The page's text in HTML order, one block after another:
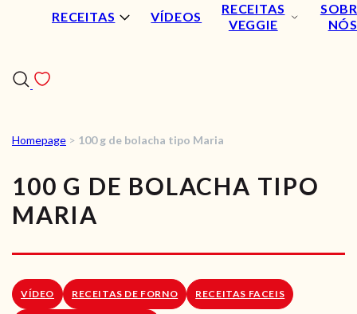
RECEITAS VÍDEOS
RECEITAS
VEGGIE
NÓS
RECEITAS
VÍDEOS
LOJA ONLINE
Homepage > 100 g de bolacha tipo Maria
100 G DE BOLACHA TIPO
MARIA
VÍDEO RECEITAS DE FORNO RECEITAS FACEIS